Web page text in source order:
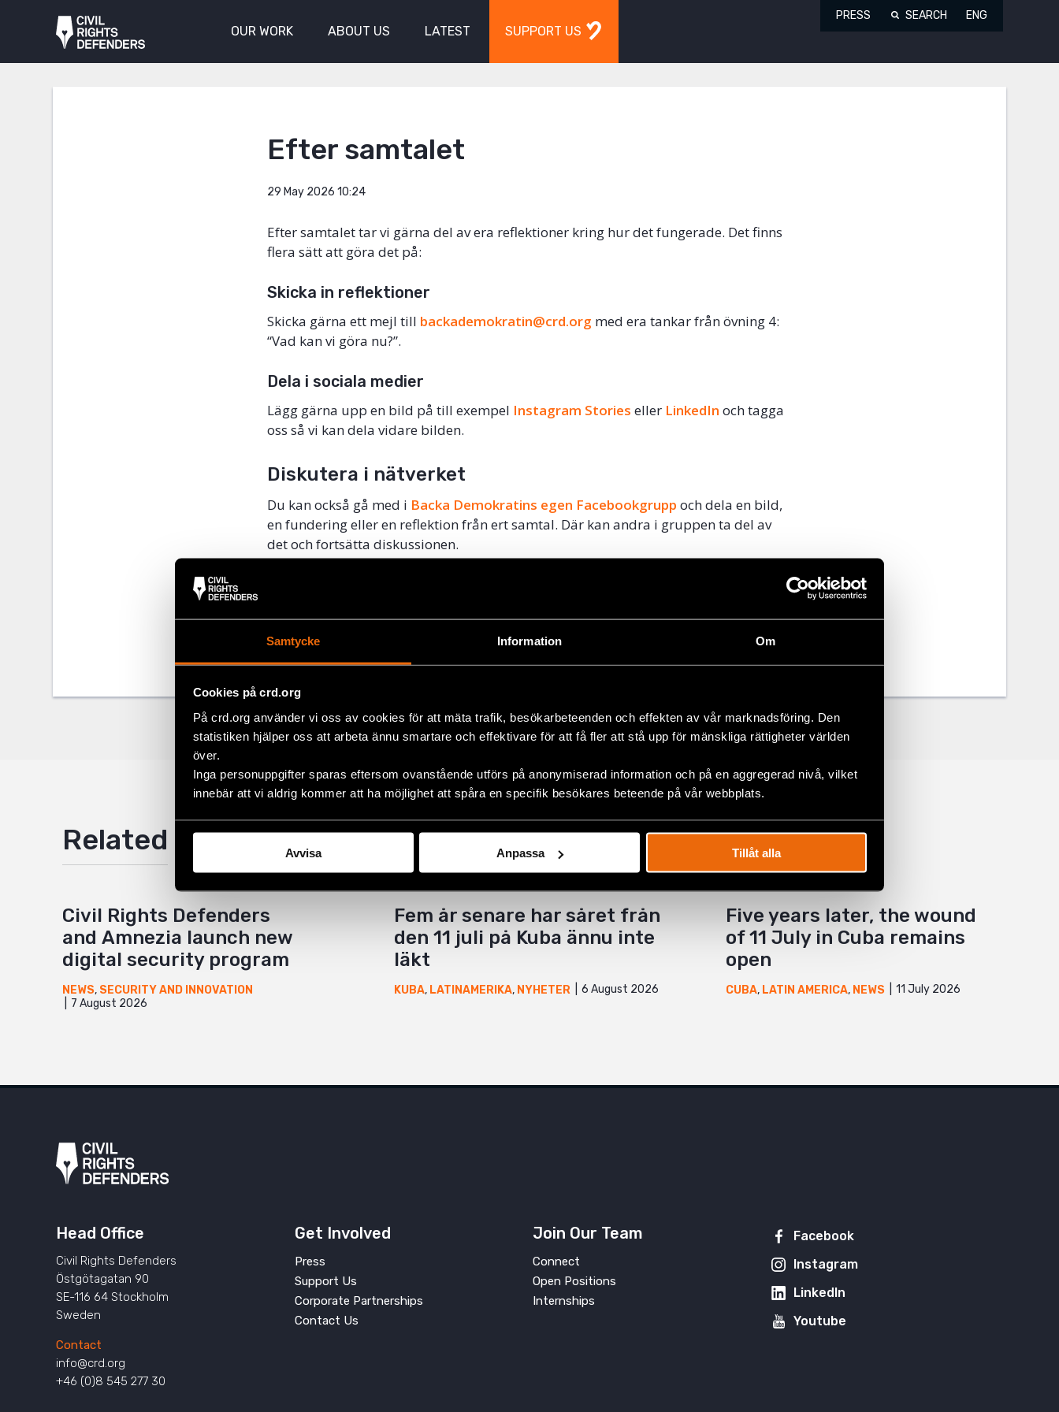
Samtycke Information Om
Cookies på crd.org
På crd.org använder vi oss av cookies för att mäta trafik, besökarbeteenden och effekten av vår marknadsföring. Den
statistiken hjälper oss att arbeta ännu smartare och effektivare för att få fler att stå upp för mänskliga rättigheter världen
över.
Inga personuppgifter sparas eftersom ovanstående utförs på anonymiserad information och på en aggregerad nivå, vilket
innebär att vi aldrig kommer att ha möjlighet att spåra en specifik besökares beteende på vår webbplats.
Avvisa Anpassa Tillåt alla
OUR WORK ABOUT US LATEST SUPPORT US
PRESS SEARCH ENG
Efter samtalet
29 May 2026 10:24
Efter samtalet tar vi gärna del av era reflektioner kring hur det fungerade. Det finns
flera sätt att göra det på:
Skicka in reflektioner
Skicka gärna ett mejl till backademokratin@crd.org med era tankar från övning 4:
“Vad kan vi göra nu?”.
Dela i sociala medier
Lägg gärna upp en bild på till exempel Instagram Stories eller LinkedIn och tagga
oss så vi kan dela vidare bilden.
Diskutera i nätverket
Du kan också gå med i Backa Demokratins egen Facebookgrupp och dela en bild,
en fundering eller en reflektion från ert samtal. Där kan andra i gruppen ta del av
det och fortsätta diskussionen.
Twitter
Mail
Related
Civil Rights Defenders
and Amnezia launch new
digital security program
NEWS, SECURITY AND INNOVATION
7 August 2026
Fem år senare har såret från
den 11 juli på Kuba ännu inte
läkt
KUBA, LATINAMERIKA, NYHETER 6 August 2026
Five years later, the wound
of 11 July in Cuba remains
open
CUBA, LATIN AMERICA, NEWS 11 July 2026
Head Office
Civil Rights Defenders
Östgötagatan 90
SE-116 64 Stockholm
Sweden
Contact
info@crd.org
+46 (0)8 545 277 30
Get Involved
Press
Support Us
Corporate Partnerships
Contact Us
Join Our Team
Connect
Open Positions
Internships
Facebook
Instagram
LinkedIn
Youtube